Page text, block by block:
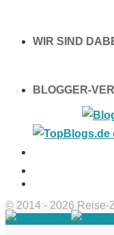
WIR SIND
BLOGGER-
© 2014 - 2026 Reise-